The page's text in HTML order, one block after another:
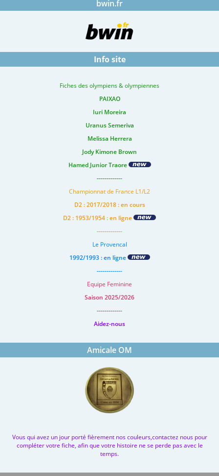
bwin.fr
Info site
Fiches des olympiens & olympiennes
PAIXAO
Iuri Moreira
Uranus Semeriva
Melissa Herrera
Jody Kimone Brown
Hamed Junior Traore
-------------
Championnat de France L1/L2
D2 : 2017/2018 : en cours
D2 : 1953/1954 : en ligne
-------------
Le Provencal
1992/1993 : en ligne
-------------
Equipe Feminine
Saison 2025/2026
-------------
Aidez-nous
Amicale OM
Vous qui avez un jour porté fièrement nos couleurs,contactez nous pour
compléter votre fiche, afin que votre histoire ne se perde pas avec le
temps.